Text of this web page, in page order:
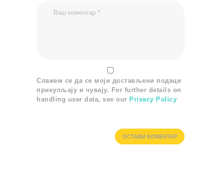
Слажем се да се моји достављени подаци
прикупљају и чувају. For further details on
handling user data, see our Privacy Policy